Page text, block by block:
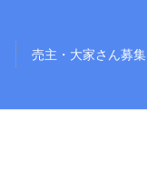
売主・大家さん募集